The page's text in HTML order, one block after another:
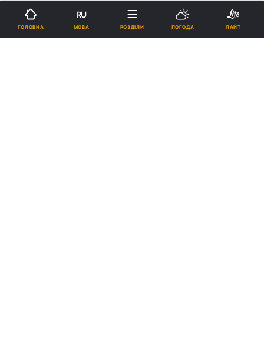
Підпишіться на нас в Google
ГОЛОВНА
RU
МОВА РОЗДІЛИ ПОГОДА ЛАЙТ